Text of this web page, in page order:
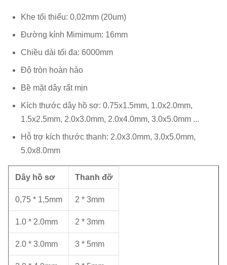
Khe tối thiểu: 0,02mm (20um)
Đường kính Mimimum: 16mm
Chiều dài tối đa: 6000mm
Độ tròn hoàn hảo
Bề mặt dây rất mịn
Kích thước dây hồ sơ: 0.75x1.5mm, 1.0x2.0mm,
1.5x2.5mm, 2.0x3.0mm, 2.0x4.0mm, 3.0x5.0mm ...
Hỗ trợ kích thước thanh: 2.0x3.0mm, 3.0x5.0mm,
5.0x8.0mm
Dây hồ sơ Thanh đỡ
0,75 * 1,5mm 2 * 3mm
1.0 * 2.0mm 2 * 3mm
2.0 * 3.0mm 3 * 5mm